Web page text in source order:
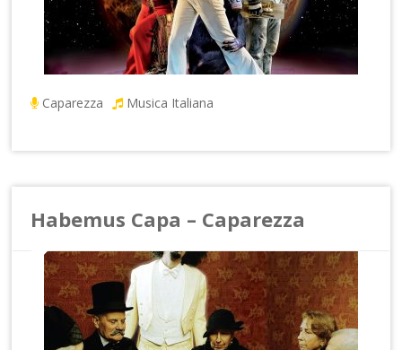
Caparezza Musica Italiana
Habemus Capa – Caparezza